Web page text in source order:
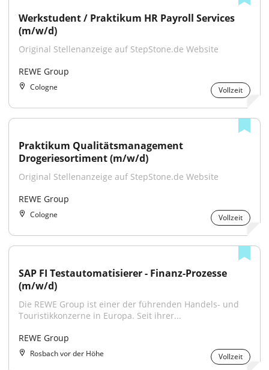
Werkstudent / Praktikum HR Payroll Services
(m/w/d)
Original Stellenanzeige auf StepStone.de Website
REWE Group
Cologne Vollzeit
Praktikum Qualitätsmanagement
Drogeriesortiment (m/w/d)
Original Stellenanzeige auf StepStone.de Website
REWE Group
Cologne Vollzeit
SAP FI Testautomatisierer - Finanz-Prozesse
(m/w/d)
Die REWE Group ist einer der führenden Handels- und
Touristikkonzerne in Europa. Seit ihrer...
REWE Group
Rosbach vor der Höhe Vollzeit